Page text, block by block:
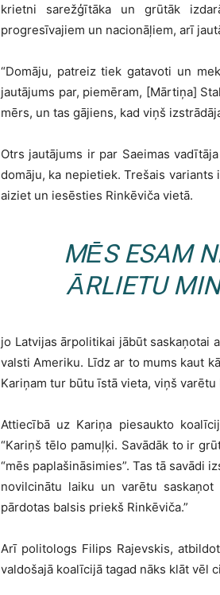
krietni sarežģītāka un grūtāk
progresīvajiem un nacionāļiem, arī
“Domāju, patreiz tiek gatavoti un
jautājums par, piemēram, [Mārtiņa]
mērs, un tas gājiens, kad viņš
Otrs jautājums ir par Saeimas
domāju, ka nepietiek. Trešais
aiziet un iesēsties Rinkēviča vietā.
MĒS ESAM
ĀRLIETU
jo Latvijas ārpolitikai jābūt saskaņotai
valsti Ameriku. Līdz ar to mums kaut
Kariņam tur būtu īstā vieta, viņš
Attiecībā uz Kariņa piesaukto
“Kariņš tēlo pamuļķi. Savādāk to ir
“mēs paplašināsimies”. Tas tā savādi
novilcinātu laiku un varētu
pārdotas balsis priekš Rinkēviča.”
Arī politologs Filips Rajevskis,
valdošajā koalīcijā tagad nāks klāt vēl